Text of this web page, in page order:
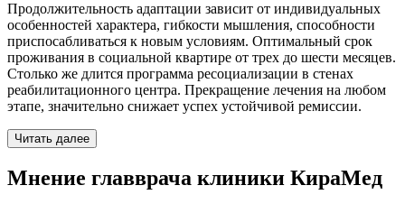
Продолжительность адаптации зависит от индивидуальных
особенностей характера, гибкости мышления, способности
приспосабливаться к новым условиям. Оптимальный срок
проживания в социальной квартире от трех до шести месяцев.
Столько же длится программа ресоциализации в стенах
реабилитационного центра. Прекращение лечения на любом
этапе, значительно снижает успех устойчивой ремиссии.
Читать далее
Мнение главврача клиники КираМед